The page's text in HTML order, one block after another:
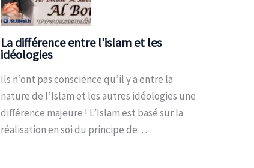
La différence entre l’islam et les
idéologies
Ils n’ont pas conscience qu’il y a entre la
nature de l’Islam et les autres idéologies une
différence majeure ! L’Islam est basé sur la
réalisation en soi du principe de…